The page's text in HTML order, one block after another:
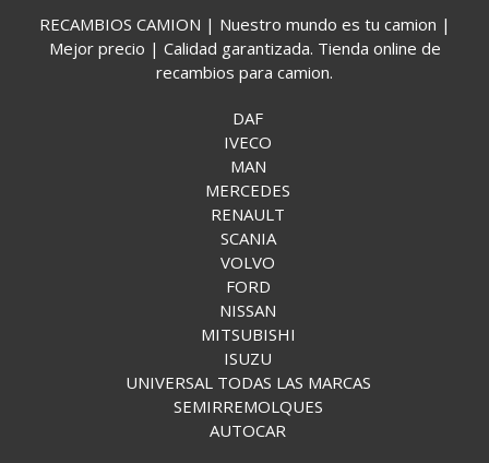
RECAMBIOS CAMION | Nuestro mundo es tu camion |
Mejor precio | Calidad garantizada. Tienda online de
recambios para camion.
DAF
IVECO
MAN
MERCEDES
RENAULT
SCANIA
VOLVO
FORD
NISSAN
MITSUBISHI
ISUZU
UNIVERSAL TODAS LAS MARCAS
SEMIRREMOLQUES
AUTOCAR